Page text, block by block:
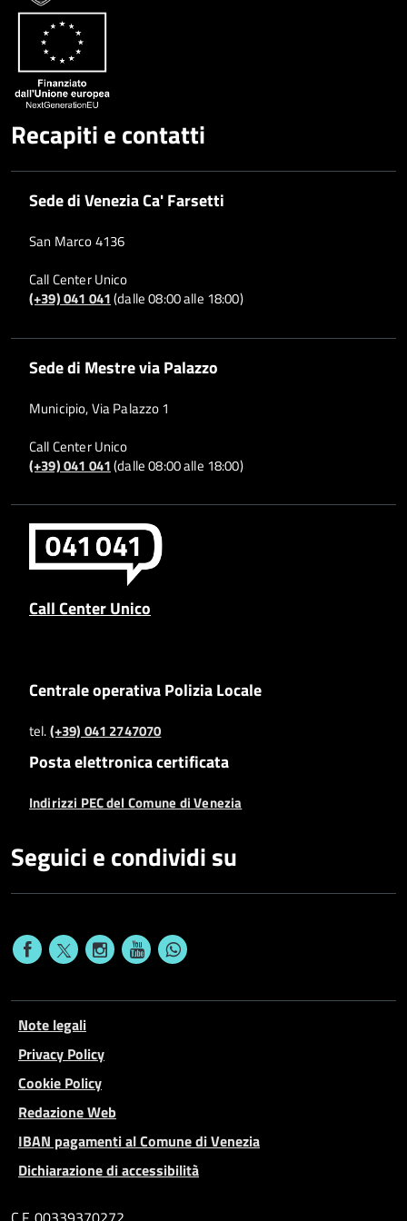
Recapiti e contatti
Sede di Venezia Ca' Farsetti
San Marco 4136
Call Center Unico
(+39) 041 041(dalle 08:00 alle 18:00)
Sede di Mestre via Palazzo
Municipio, Via Palazzo 1
Call Center Unico
(+39) 041 041(dalle 08:00 alle 18:00)
Call Center Unico
Centrale operativa Polizia Locale
tel.(+39) 041 2747070
Posta elettronica certificata
Indirizzi PEC del Comune di Venezia
Seguici e condividi su
Note legali
Privacy Policy
Cookie Policy
Redazione Web
IBAN pagamenti al Comune di Venezia
Dichiarazione di accessibilità